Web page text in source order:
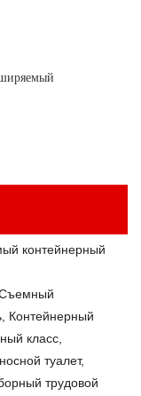
контейнерный
Съемный
Контейнерный
класс,
туалет,
трудовой